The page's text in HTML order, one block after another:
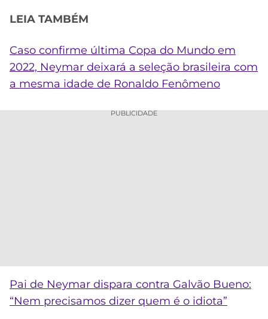
LEIA TAMBÉM
Caso confirme última Copa do Mundo em
2022, Neymar deixará a seleção brasileira com
a mesma idade de Ronaldo Fenômeno
PUBLICIDADE
Pai de Neymar dispara contra Galvão Bueno:
“Nem precisamos dizer quem é o idiota”